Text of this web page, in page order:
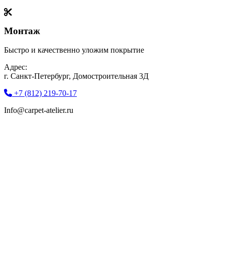
Монтаж
Быстро и качественно уложим покрытие
Адрес:
г. Санкт-Петербург, Домостроительная 3Д
+7 (812) 219-70-17
Info@carpet-atelier.ru